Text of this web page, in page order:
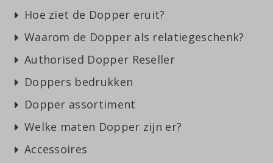
Hoe ziet de Dopper eruit?
Waarom de Dopper als relatiegeschenk?
Authorised Dopper Reseller
Doppers bedrukken
Dopper assortiment
Welke maten Dopper zijn er?
Accessoires